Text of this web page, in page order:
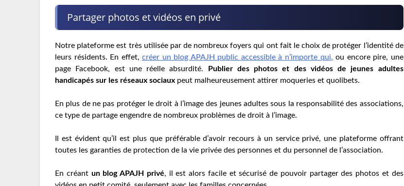
Partager photos et vidéos en privé
Notre plateforme est très utilisée par de nombreux foyers qui ont fait le choix de protéger l’identité de
leurs résidents. En effet,créer un blog APAJH public accessible à n’importe qui, ou encore pire, une
page Facebook, est une réelle absurdité.
Publier des photos et des vidéos de jeunes adultes
handicapés sur les réseaux sociaux peut malheureusement attirer moqueries et quolibets.
En plus de ne pas protéger le droit à l’image des jeunes adultes sous la responsabilité des associations,
ce type de partage engendre de nombreux problèmes de droit à l’image.
Il est évident qu’il est plus que préférable d’avoir recours à un service privé, une plateforme offrant
toutes les garanties de protection de la vie privée des personnes et du personnel de l’association.
En créant un blog APAJH privé, il est alors facile et sécurisé de pouvoir partager des photos et des